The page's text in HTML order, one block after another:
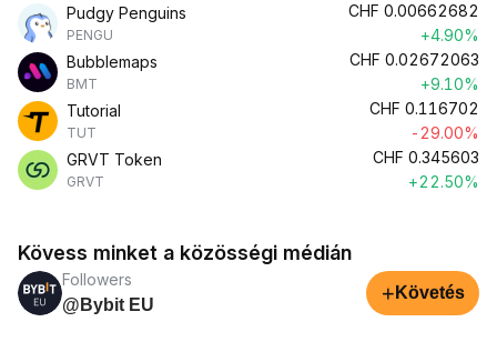
Pudgy Penguins
PENGU
CHF 0.00662682
+4.90%
Bubblemaps
BMT
CHF 0.02672063
+9.10%
Tutorial
TUT
CHF 0.116702
-29.00%
GRVT Token
GRVT
CHF 0.345603
+22.50%
Kövess minket a közösségi médián
Followers
@Bybit EU
+ Követés